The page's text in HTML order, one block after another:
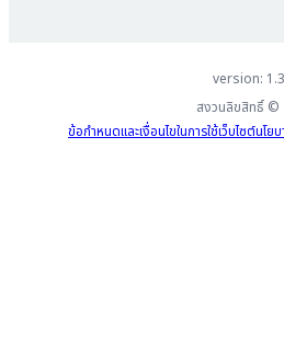
version:
สงวนลิขสิทธิ์ ©
ข้อกำหนดและเงื่อนไขในการใช้เว็บไซต์นโย